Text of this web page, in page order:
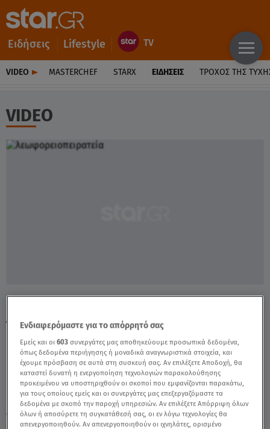
Ειδήσεις Lifestyle
VIDEO MASTERCHEF STARX ΕΙΔΉΣΕΙΣ ΤΡΟΧΌΣ ΤΗΣ
VIDEO
Λιμενικό Σώμα - Video
TAGS: ΛΙΜΕΝΙΚΟ
Ενδιαφερόμαστε για το απόρρητό σας
Εμείς και οι603 συνεργάτες μας αποθηκεύουμε προσωπικά δεδομένα,
όπως δεδομένα περιήγησης ή μοναδικά αναγνωριστικά στοιχεία, και
έχουμε πρόσβαση σε αυτά στη συσκευή σας. Αν επιλέξετε Αποδοχή, θα
καταστεί δυνατή η ενεργοποίηση τεχνολογιών παρακολούθησης
προκειμένου να υποστηριχθούν οι σκοποί που εμφανίζονται παρακάτω,
για τους οποίους εμείς και οι συνεργάτες μας επεξεργαζόμαστε τα
δεδομένα με σκοπό την παροχή υπηρεσιών. Αν επιλέξετε Απόρριψη όλων
όλων ή αποσύρετε τη συγκατάθεσή σας, οι εν λόγω τεχνολογίες θα
απενεργοποιηθούν. Αν απενεργοποιηθούν οι ιχνηλάτες, ορισμένο